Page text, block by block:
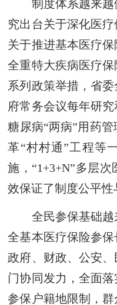
制度体系越来越
究出台关于深化医疗
关于推进基本医疗
全重特大疾病医疗
系列政策举措，省
府常务会议每年研究
糖尿病“两病”用药
革“村村通”工程等
施，“1+3+N”多层
效保证了制度公平性
全民参保基础越
全基本医疗保险参
政府、财政、公安
门协同发力，全面
参保户籍地限制，群